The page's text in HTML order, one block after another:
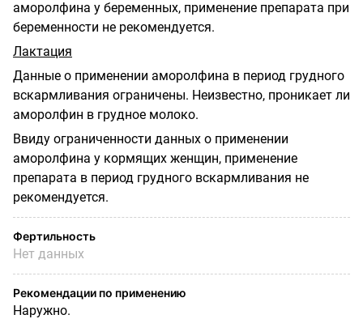
аморолфина у беременных, применение препарата при
беременности не рекомендуется.
Лактация
Данные о применении аморолфина в период грудного
вскармливания ограничены. Неизвестно, проникает ли
аморолфин в грудное молоко.
Ввиду ограниченности данных о применении
аморолфина у кормящих женщин, применение
препарата в период грудного вскармливания не
рекомендуется.
Фертильность
Нет данных
Рекомендации по применению
Наружно.